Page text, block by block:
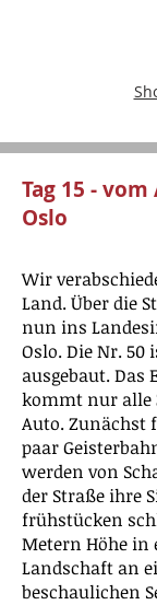
Tag 15 -
Oslo
Wir
Land. Über die
nun ins
Oslo. Die Nr. 50
ausgebaut.
kommt nur alle
Auto. Zunächst
paar
werden von
der Straße ihre
frühstücken
Metern Höhe in
Landschaft an
beschaulichen